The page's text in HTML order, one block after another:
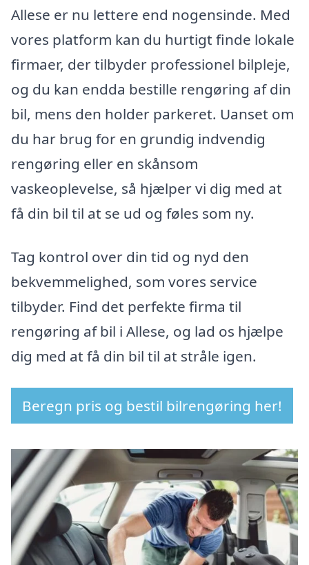
Allese er nu lettere end nogensinde. Med
vores platform kan du hurtigt finde lokale
firmaer, der tilbyder professionel bilpleje,
og du kan endda bestille rengøring af din
bil, mens den holder parkeret. Uanset om
du har brug for en grundig indvendig
rengøring eller en skånsom
vaskeoplevelse, så hjælper vi dig med at
få din bil til at se ud og føles som ny.
Tag kontrol over din tid og nyd den
bekvemmelighed, som vores service
tilbyder. Find det perfekte firma til
rengøring af bil i Allese, og lad os hjælpe
dig med at få din bil til at stråle igen.
Beregn pris og bestil bilrengøring her!